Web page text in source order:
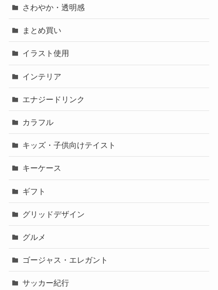
さわやか・透明感
まとめ買い
イラスト使用
インテリア
エナジードリンク
カラフル
キッズ・子供向けテイスト
キーケース
ギフト
グリッドデザイン
グルメ
ゴージャス・エレガント
サッカー紀行